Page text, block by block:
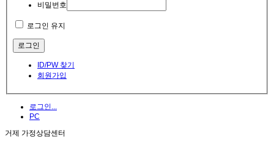
비밀번호
로그인 유지
ID/PW 찾기
회원가입
로그인...
PC
거제 가정상담센터